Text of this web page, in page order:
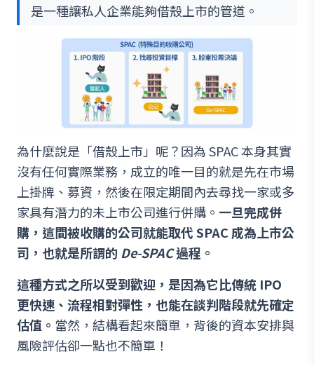
是一種讓私人企業能夠借殼上市的管道。
為什麼說是「借殼上市」呢？因為 SPAC 本身其實
沒有任何實際業務，成立的唯一目的就是先在市場
上掛牌、募資，然後在限定期間內去尋找一家或多
家具有潛力的未上市公司進行併購。 一旦完成併
購，這間被收購的公司就能取代 SPAC 成為上市公
司，也就是所謂的 De-SPAC過程。
這種方式之所以受到歡迎，是因為它比傳統 IPO
更快速、流程相對彈性，也能在談判階段就先確定
估值。 當然，結構看起來簡單，背後的資本安排與
風險評估卻一點也不簡單！